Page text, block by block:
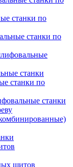
станки по
станки по
станки
станки по
станки
щитов